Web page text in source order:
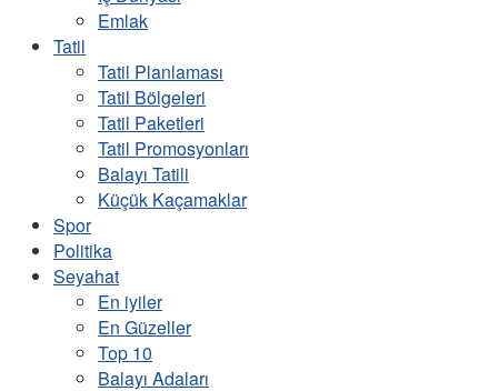
Emlak
Tatil
Tatil Planlaması
Tatil Bölgeleri
Tatil Paketleri
Tatil Promosyonları
Balayı Tatili
Küçük Kaçamaklar
Spor
Politika
Seyahat
En iyiler
En Güzeller
Top 10
Balayı Adaları